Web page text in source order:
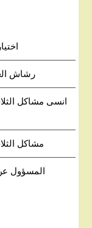
رشاش
انسى مشاكل
مشاكل
المسؤول